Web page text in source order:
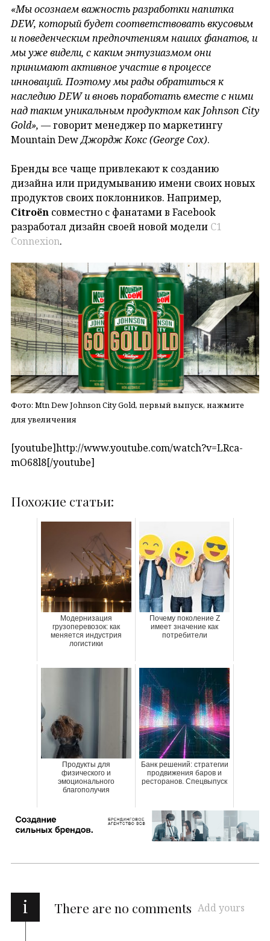
«Мы осознаем важность разработки напитка
DEW, который будет соответствовать вкусовым
и поведенческим предпочтениям наших фанатов, и
мы уже видели, с каким энтузиазмом они
принимают активное участие в процессе
инноваций. Поэтому мы рады обратиться к
наследию DEWи вновь поработать вместе с ними
над таким уникальным продуктом как Johnson City
Gold», — говорит менеджер по маркетингу
Mountain DewДжордж Кокс (GeorgeCox).
Бренды все чаще привлекают к созданию
дизайна или придумыванию имени своих новых
продуктов своих поклонников. Например,
Citroën совместно с фанатами в Facebook
разработал дизайн своей новой модели C1
Connexion.
Фото: Mtn Dew Johnson City Gold, первый выпуск, нажмите
для увеличения
[youtube]http://www.youtube.com/watch?v=LRca-
mO68l8[/youtube]
Похожие статьи:
Модернизация
грузоперевозок: как
меняется индустрия
логистики
Почему поколение Z
имеет значение как
потребители
Продукты для
физического и
эмоционального
благополучия
Банк решений: стратегии
продвижения баров и
ресторанов. Спецвыпуск
i There are no comments Add yours